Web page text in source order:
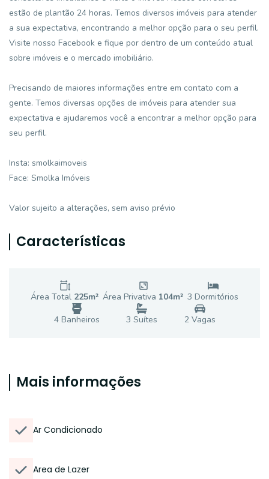
estão de plantão 24 horas. Temos diversos imóveis para atender
a sua expectativa, encontrando a melhor opção para o seu perfil.
Visite nosso Facebook e fique por dentro de um conteúdo atual
sobre imóveis e o mercado imobiliário.
Precisando de maiores informações entre em contato com a
gente. Temos diversas opções de imóveis para atender sua
expectativa e ajudaremos você a encontrar a melhor opção para
seu perfil.
Insta: smolkaimoveis
Face: Smolka Imóveis
Valor sujeito a alterações, sem aviso prévio
Características
Área Total 225m² Área Privativa 104m² 3 Dormitórios
4Banheiros 3 Suítes 2Vagas
Mais informações
Ar Condicionado
Area de Lazer